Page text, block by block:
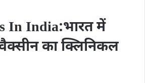
In India:भारत में
का क्लिनिकल